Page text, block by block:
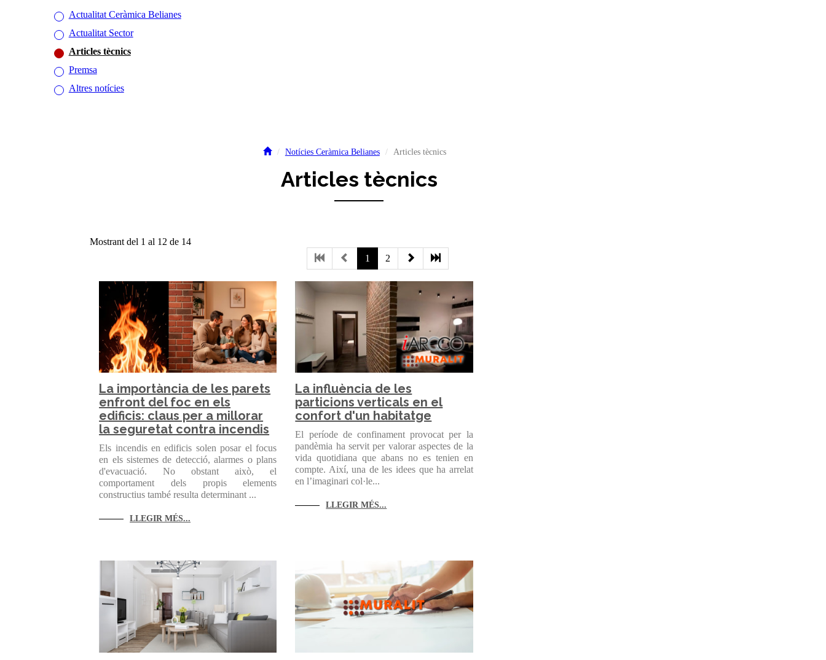
Actualitat Ceràmica Belianes
Actualitat Sector
Articles tècnics
Premsa
Altres notícies
Notícies Ceràmica Belianes Articles tècnics
Articles tècnics
Mostrant del 1 al 12 de 14
1
2
La importància de les parets
enfront del foc en els
edificis: claus per a millorar
la seguretat contra incendis
Els incendis en edificis solen posar el focus
en els sistemes de detecció, alarmes o plans
d'evacuació. No obstant això, el
comportament dels propis elements
constructius també resulta determinant ...
LLEGIR MÉS...
La influència de les
particions verticals en el
confort d'un habitatge
El període de confinament provocat per la
pandèmia ha servit per valorar aspectes de la
vida quotidiana que abans no es tenien en
compte. Així, una de les idees que ha arrelat
en l’imaginari col·le...
LLEGIR MÉS...